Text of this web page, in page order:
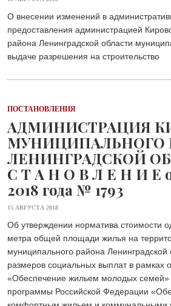
О внесении изменений в
предоставления администрацией
района Ленинградской области
выдаче разрешения на строительство
ПОСТАНОВЛЕНИЯ
АДМИНИСТРАЦИЯ
МУНИЦИПАЛЬНОГО
ЛЕНИНГРАДСКОЙ
С Т А Н О В Л Е Н И Е
2018 года № 1793
15 АВГУСТА 2018
Об утверждении норматива стоимости
метра общей площади жилья на
муниципального района Ленинградской
размеров социальных выплат в рамках
«Обеспечение жильем молодых семей»
программы Российской Федерации